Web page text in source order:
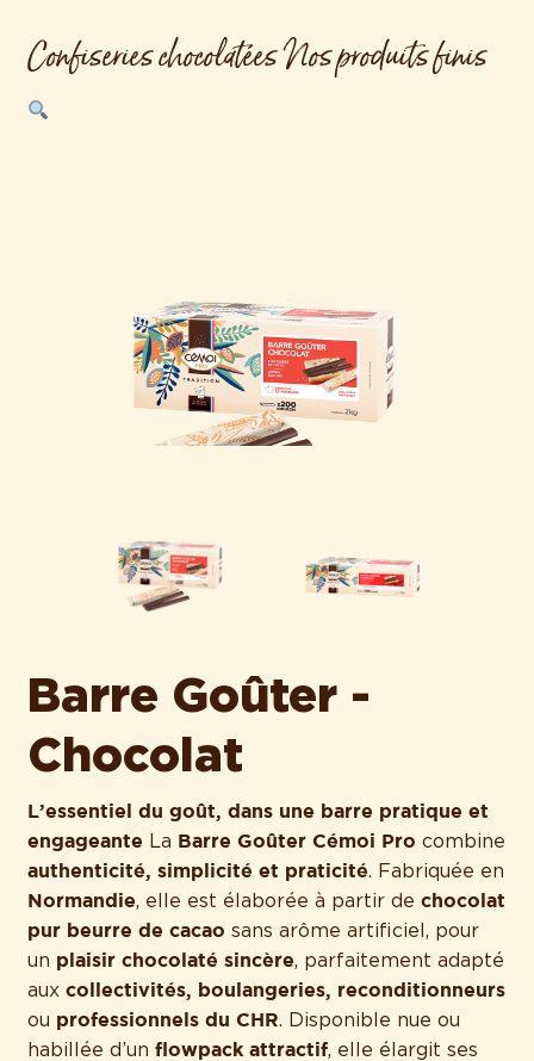
Confiseries chocolatées Nos produits finis
Barre Goûter -
Chocolat
L’essentiel du goût, dans une barre pratique et
engageante La Barre Goûter Cémoi Pro combine
authenticité, simplicité et praticité. Fabriquée en
Normandie, elle est élaborée à partir dechocolat
pur beurre de cacao sans arôme artificiel, pour
un plaisir chocolaté sincère, parfaitement adapté
auxcollectivités, boulangeries, reconditionneurs
ou professionnels du CHR. Disponible nue ou
habillée d’unflowpack attractif, elle élargit ses